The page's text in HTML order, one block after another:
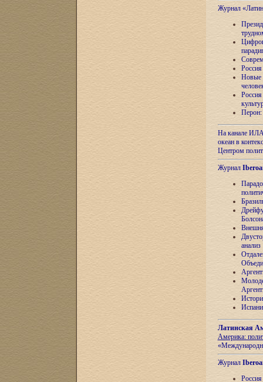
Журнал
Новые
Перон:
На канале
океан в
Центром
Журнал
анализ
Латинская
Америка:
Журнал